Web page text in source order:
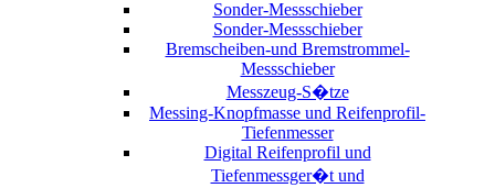
Sonder-Messschieber
Sonder-Messschieber
Bremscheiben-und Bremstrommel-
Messschieber
Messzeug-S�tze
Messing-Knopfmasse und Reifenprofil-
Tiefenmesser
Digital Reifenprofil und
Tiefenmessger�t und